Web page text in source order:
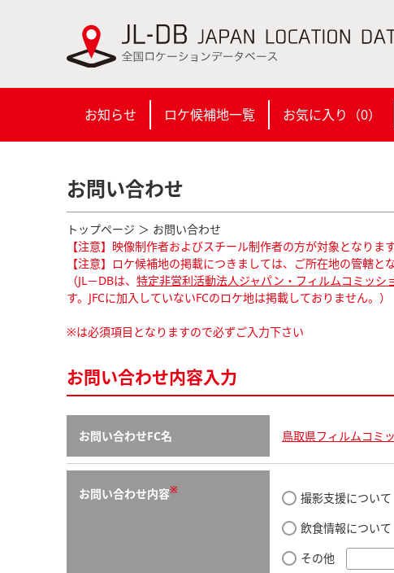
お知らせ ロケ候補地一覧 お気に入り（0）
お問い合わせ
トップページ ＞ お問い合わせ
【注意】映像制作者およびスチール制作者の方が対象となります
【注意】ロケ候補地の掲載につきましては、ご所在地の管轄と
（JL－DBは、 特定非営利活動法人ジャパン・フィルムコミッショ
す。JFCに加入していないFCのロケ地は掲載しておりません。）
※は必須項目となりますので必ずご入力下さい
お問い合わせ内容入力
お問い合わせFC名 鳥取県フィルムコミ
お問い合わせ内容※
撮影支援について
飲食情報について
その他